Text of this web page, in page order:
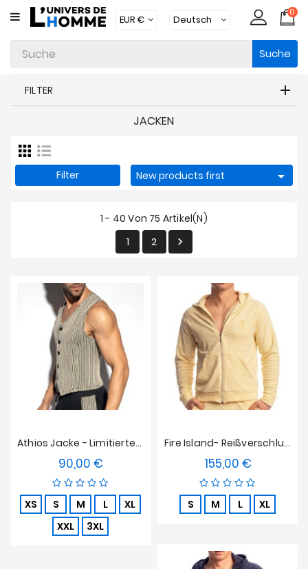
KATEGORIE
Unterwäsche
Zubehör
Angebote
0
Suche
FILTER
JACKEN
Filter New products first 
1 - 40 Von 75 Artikel(n)
1 2 
Athios Jacke - Limitierte Edition
90,00 €Preis
XS S M L
XL
XXL
3XL
Fire Island- Reißverschluss-Hoodie L'Homme Unsichtbares Licht Zitrone
155,00 €Preis
S M L XL